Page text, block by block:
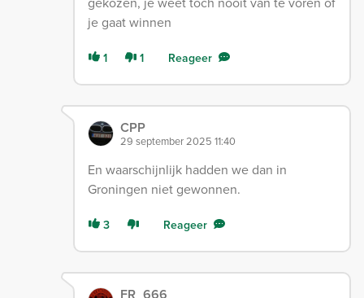
je gaat winnen
1 1 Reageer
CPP
29 september 2025 11:40
En waarschijnlijk hadden we dan in
Groningen niet gewonnen.
3 Reageer